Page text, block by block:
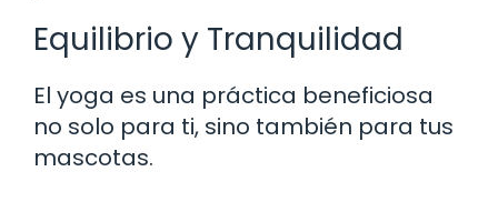
Equilibrio y Tranquilidad
El yoga es una práctica beneficiosa
no solo para ti, sino también para tus
mascotas.